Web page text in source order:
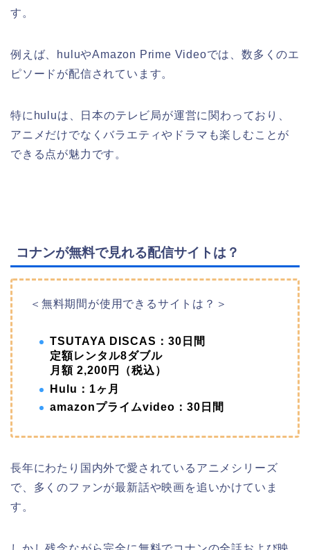
す。
例えば、huluやAmazon Prime Videoでは、数多くのエ
ピソードが配信されています。
特にhuluは、日本のテレビ局が運営に関わっており、
アニメだけでなくバラエティやドラマも楽しむことが
できる点が魅力です。
コナンが無料で見れる配信サイトは？
＜無料期間が使用できるサイトは？＞
TSUTAYA DISCAS：30日間
定額レンタル8ダブル
月額 2,200円（税込）
Hulu：1ヶ月
amazonプライムvideo：30日間
長年にわたり国内外で愛されているアニメシリーズ
で、多くのファンが最新話や映画を追いかけていま
す。